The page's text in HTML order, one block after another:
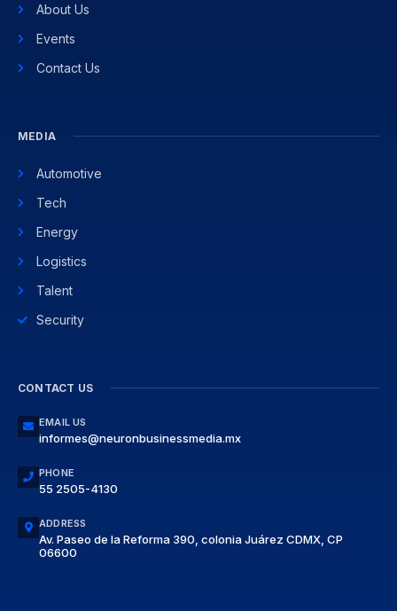
About Us
Events
Contact Us
MEDIA
Automotive
Tech
Energy
Logistics
Talent
Security
CONTACT US
EMAIL US
informes@neuronbusinessmedia.mx
PHONE
55 2505-4130
ADDRESS
Av. Paseo de la Reforma 390, colonia Juárez CDMX, CP
06600